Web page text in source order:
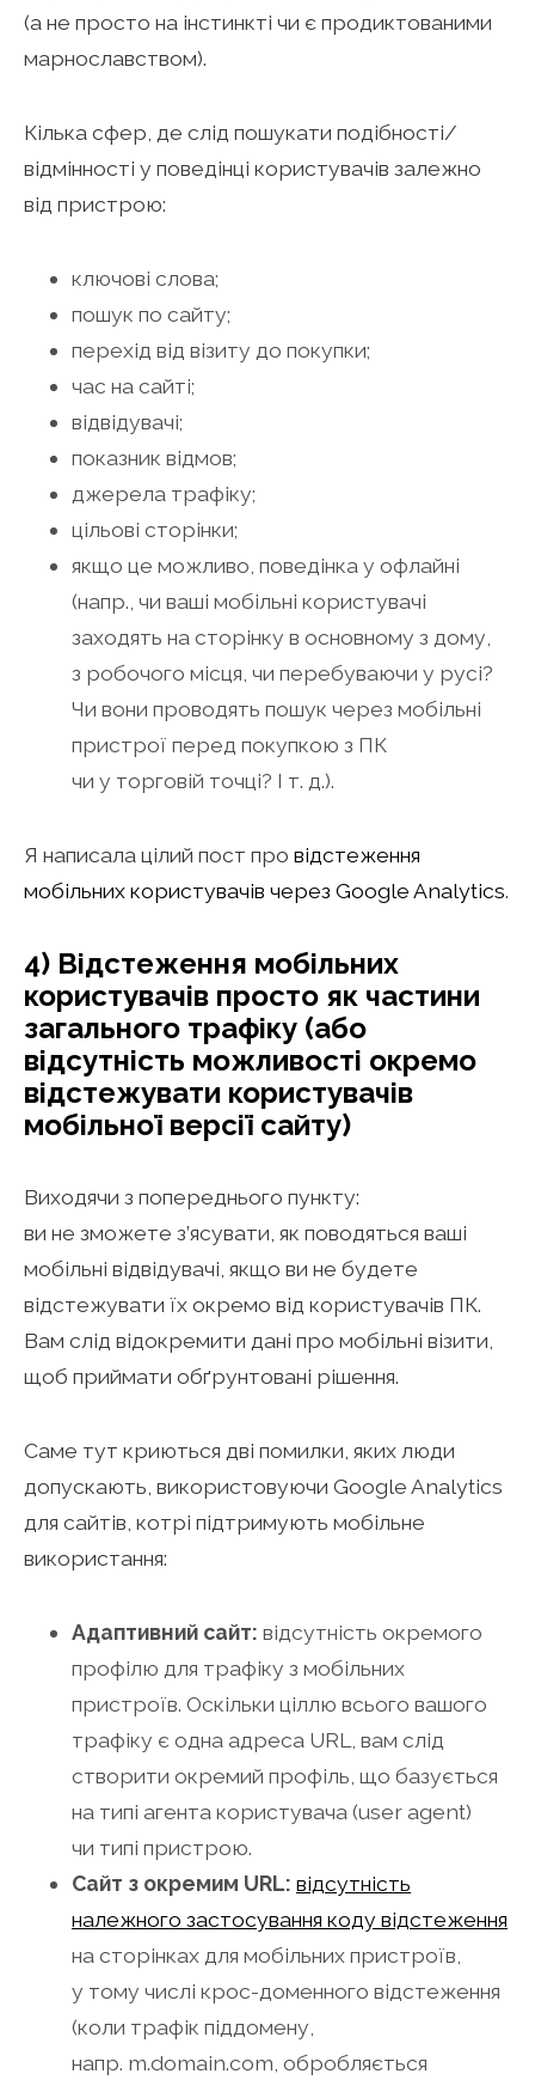
(а не просто на інстинкті чи є продиктованими
марнославством).
Кілька сфер, де слід пошукати подібності/
відмінності у поведінці користувачів залежно
від пристрою:
ключові слова;
пошук по сайту;
перехід від візиту до покупки;
час на сайті;
відвідувачі;
показник відмов;
джерела трафіку;
цільові сторінки;
якщо це можливо, поведінка у офлайні
(напр., чи ваші мобільні користувачі
заходять на сторінку в основному з дому,
з робочого місця, чи перебуваючи у русі?
Чи вони проводять пошук через мобільні
пристрої перед покупкою з ПК
чи у торговій точці? І т. д.).
Я написала цілий пост про відстеження
мобільних користувачів через Google Analytics.
4) Відстеження мобільних
користувачів просто як частини
загального трафіку (або
відсутність можливості окремо
відстежувати користувачів
мобільної версії сайту)
Виходячи з попереднього пункту:
ви не зможете з’ясувати, як поводяться ваші
мобільні відвідувачі, якщо ви не будете
відстежувати їх окремо від користувачів ПК.
Вам слід відокремити дані про мобільні візити,
щоб приймати обґрунтовані рішення.
Саме тут криються дві помилки, яких люди
допускають, використовуючи Google Analytics
для сайтів, котрі підтримують мобільне
використання:
Адаптивний сайт: відсутність окремого
профілю для трафіку з мобільних
пристроїв. Оскільки ціллю всього вашого
трафіку є одна адреса URL, вам слід
створити окремий профіль, що базується
на типі агента користувача (user agent)
чи типі пристрою.
Сайт з окремим URL: відсутність
належного застосування коду відстеження
на сторінках для мобільних пристроїв,
у тому числі крос-доменного відстеження
(коли трафік піддомену,
напр. m.domain.com, обробляється